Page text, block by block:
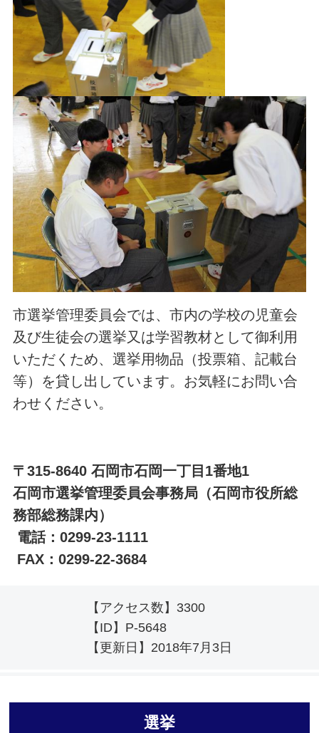
市選挙管理委員会では、市内の学校の児童会
及び生徒会の選挙又は学習教材として御利用
いただくため、選挙用物品（投票箱、記載台
等）を貸し出しています。お気軽にお問い合
わせください。
〒315-8640 石岡市石岡一丁目1番地1
石岡市選挙管理委員会事務局（石岡市役所総
務部総務課内）
電話：0299-23-1111
FAX：0299-22-3684
【アクセス数】 3300
【ID】 P-5648
【更新日】 2018年7月3日
選挙